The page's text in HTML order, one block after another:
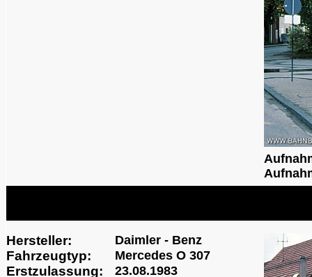
Hersteller: Daimler - Benz
Fahrzeugtyp: Mercedes O 307
Erstzulassung: 23.08.1983